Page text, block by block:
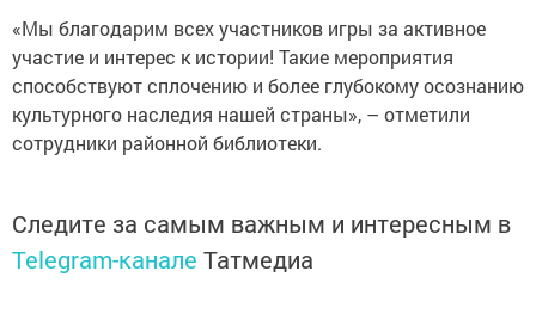
«Мы благодарим всех участников игры за активное
участие и интерес к истории! Такие мероприятия
способствуют сплочению и более глубокому осознанию
культурного наследия нашей страны», – отметили
сотрудники районной библиотеки.
Следите за самым важным и интересным в
Telegram-канале Татмедиа